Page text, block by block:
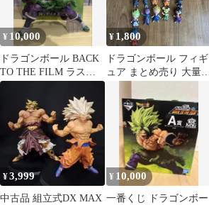
¥ 10,000
ドラゴンボール BACK
TO THE FILM ラスト
ワン賞 ブロリー
¥ 1,800
ドラゴンボール フィギ
ュア まとめ売り 大量セ
¥3,999
中古品 組立式DX MAX
¥ 10,000
一番くじ ドラゴンボー